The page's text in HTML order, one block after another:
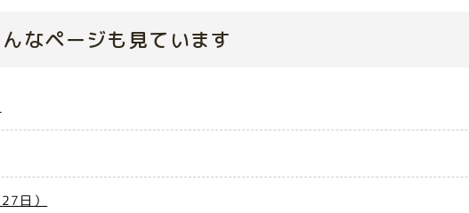
なページも見ています
日）